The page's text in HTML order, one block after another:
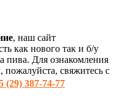
, наш сайт
как нового так и б/у
пива. Для ознакомления
свяжитесь с
(29) 387-74-77